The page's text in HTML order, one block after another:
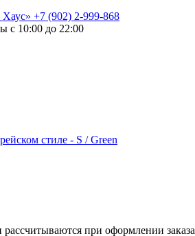
+7 (902) 2-999-868
с 10:00 до 22:00
стиле - S / Green
рассчитываются при оформлении заказа